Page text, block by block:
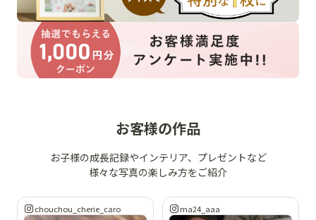
お客様の作品
お子様の成長記録やインテリア、プレゼントなど
様々な写真の楽しみ方をご紹介
chouchou_cherie_caro ma24_aaa